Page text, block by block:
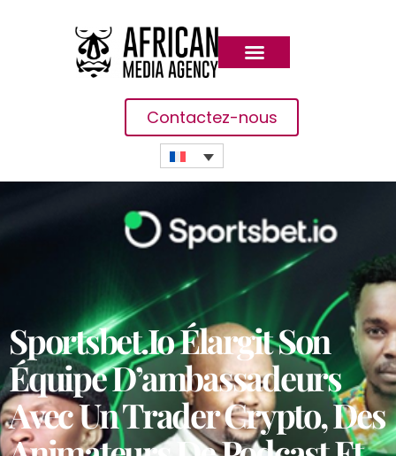
Contactez-nous
Sportsbet.io Élargit Son
Équipe D’ambassadeurs
Avec Un Trader Crypto, Des